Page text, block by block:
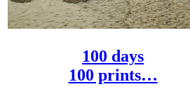
100 days
100 prints…